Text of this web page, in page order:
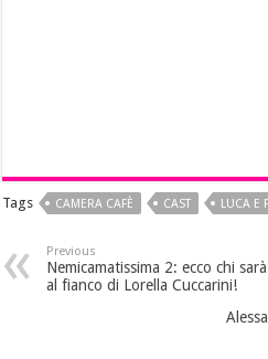
Tags CAMERA CAFÈ CAST LUCA E
Previous
Nemicamatissima 2: ecco chi sarà
al fianco di Lorella Cuccarini!